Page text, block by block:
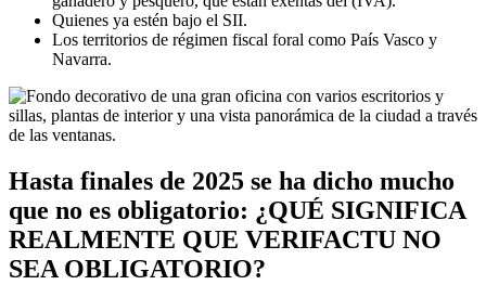
Quienes ya estén bajo el SII.
Los territorios de régimen fiscal foral como País Vasco y
Navarra.
Hasta finales de 2025 se ha dicho mucho
que no es obligatorio: ¿QUÉ SIGNIFICA
REALMENTE QUE VERIFACTU NO
SEA OBLIGATORIO?